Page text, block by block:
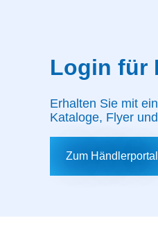
Login für
Erhalten Sie mit
Kataloge, Flyer
Zum Händlerportal